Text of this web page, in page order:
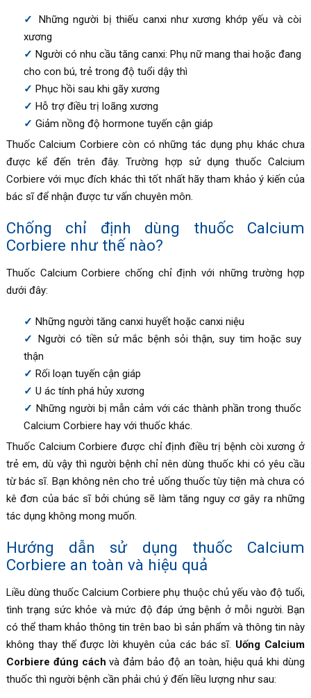
Những người bị thiếu canxi như xương khớp yếu và còi
xương
Người có nhu cầu tăng canxi: Phụ nữ mang thai hoặc đang
cho con bú, trẻ trong độ tuổi dậy thì
Phục hồi sau khi gãy xương
Hỗ trợ điều trị loãng xương
Giảm nồng độ hormone tuyến cận giáp
Thuốc Calcium Corbiere còn có những tác dụng phụ khác chưa
được kể đến trên đây. Trường hợp sử dụng thuốc Calcium
Corbiere với mục đích khác thì tốt nhất hãy tham khảo ý kiến của
bác sĩ để nhận được tư vấn chuyên môn.
Chống chỉ định dùng thuốc Calcium
Corbiere như thế nào?
Thuốc Calcium Corbiere chống chỉ định với những trường hợp
dưới đây:
Những người tăng canxi huyết hoặc canxi niệu
Người có tiền sử mắc bệnh sỏi thận, suy tim hoặc suy
thận
Rối loạn tuyến cận giáp
U ác tính phá hủy xương
Những người bị mẫn cảm với các thành phần trong thuốc
Calcium Corbiere hay với thuốc khác.
Thuốc Calcium Corbiere được chỉ định điều trị bệnh còi xương ở
trẻ em, dù vậy thì người bệnh chỉ nên dùng thuốc khi có yêu cầu
từ bác sĩ. Bạn không nên cho trẻ uống thuốc tùy tiện mà chưa có
kê đơn của bác sĩ bởi chúng sẽ làm tăng nguy cơ gây ra những
tác dụng không mong muốn.
Hướng dẫn sử dụng thuốc Calcium
Corbiere an toàn và hiệu quả
Liều dùng thuốc Calcium Corbiere phụ thuộc chủ yếu vào độ tuổi,
tình trạng sức khỏe và mức độ đáp ứng bệnh ở mỗi người. Bạn
có thể tham khảo thông tin trên bao bì sản phẩm và thông tin này
không thay thế được lời khuyên của các bác sĩ. Uống Calcium
Corbiere đúng cách và đảm bảo độ an toàn, hiệu quả khi dùng
thuốc thì người bệnh cần phải chú ý đến liều lượng như sau: